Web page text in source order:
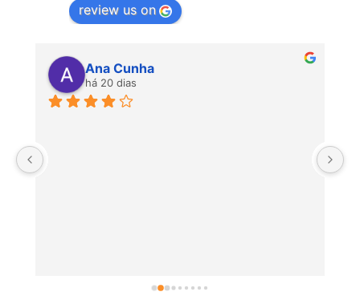
review us on
Ana Cunha
há 20 dias